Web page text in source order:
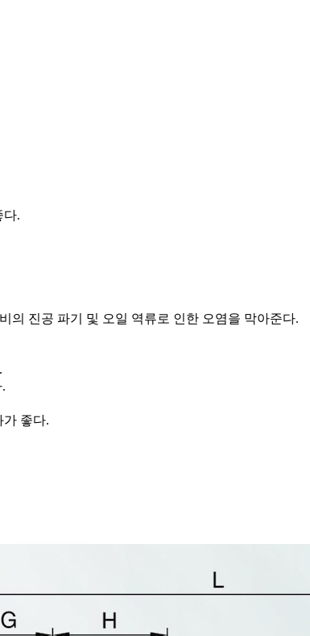
다.
의 진공 파기 및 오일 역류로 인한 오염을 막아준다.
가 좋다.